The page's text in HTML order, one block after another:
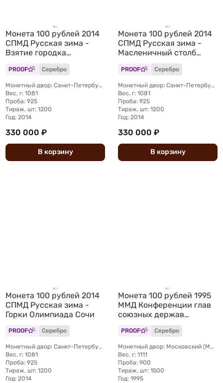
Монета 100 рублей 2014
СПМД Русская зима -
Взятие городка
Олимпиада Сочи
PROOF Серебро
Монетный двор: Санкт-Петербургский (СПМД)
Вес, г: 1081
Проба: 925
Тираж, шт: 1200
Год: 2014
330 000 ₽
В корзину
Монета 100 рублей 2014
СПМД Русская зима -
Масленичный столб
Олимпиада Сочи
PROOF Серебро
Монетный двор: Санкт-Петербургский (СПМД)
Вес, г: 1081
Проба: 925
Тираж, шт: 1200
Год: 2014
330 000 ₽
В корзину
Монета 100 рублей 2014
СПМД Русская зима -
Горки Олимпиада Сочи
PROOF Серебро
Монетный двор: Санкт-Петербургский (СПМД)
Вес, г: 1081
Проба: 925
Тираж, шт: 1200
Год: 2014
Монета 100 рублей 1995
ММД Конференции глав
союзных держав
Потсдамская,
Тегеранская, Крымская
PROOF Серебро
Монетный двор: Московский (ММД)
Вес, г: 1111
Проба: 900
Тираж, шт: 1500
Год: 1995